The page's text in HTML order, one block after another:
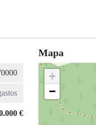
€
Mapa
+
−